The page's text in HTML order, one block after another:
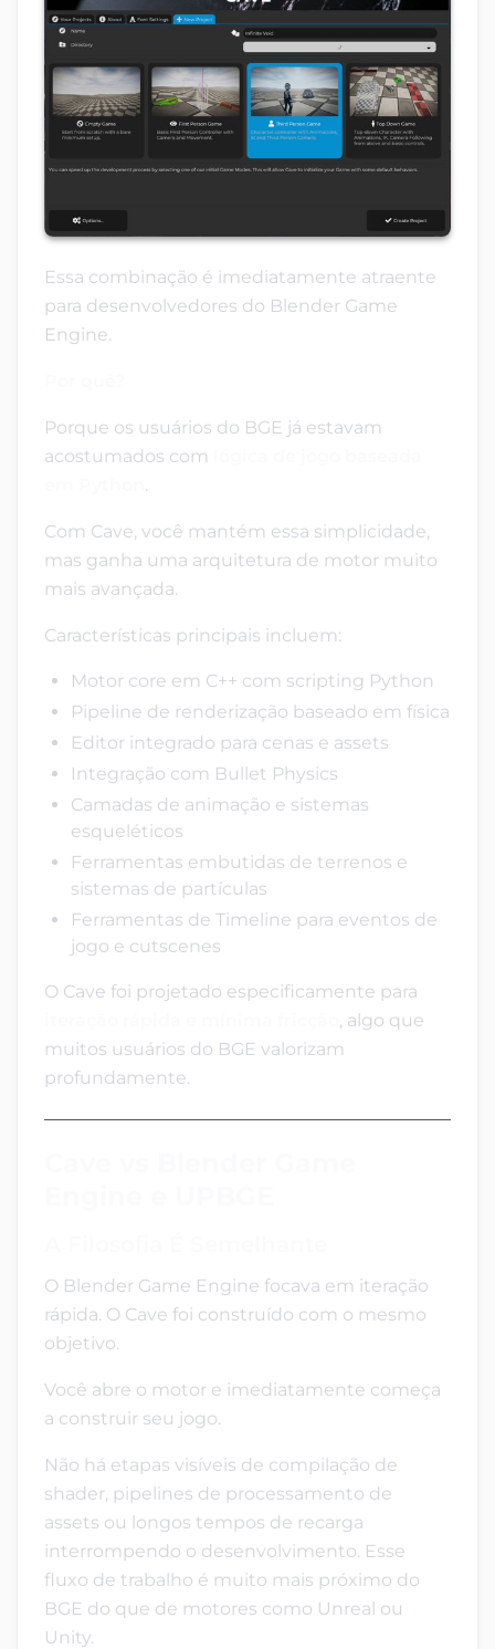
Essa combinação é imediatamente atraente
para desenvolvedores do Blender Game
Engine.
Porque os usuários do BGE já estavam
acostumados com
.
Com Cave, você mantém essa simplicidade,
mas ganha uma arquitetura de motor muito
mais avançada.
Características principais incluem:
Motor core em C++ com scripting Python
Pipeline de renderização baseado em física
Editor integrado para cenas e assets
Integração com Bullet Physics
Camadas de animação e sistemas
esqueléticos
Ferramentas embutidas de terrenos e
sistemas de partículas
Ferramentas de Timeline para eventos de
jogo e cutscenes
O Cave foi projetado especificamente para
, algo que
muitos usuários do BGE valorizam
profundamente.
O Blender Game Engine focava em iteração
rápida. O Cave foi construído com o mesmo
objetivo.
Você abre o motor e imediatamente começa
a construir seu jogo.
Não há etapas visíveis de compilação de
shader, pipelines de processamento de
assets ou longos tempos de recarga
interrompendo o desenvolvimento. Esse
fluxo de trabalho é muito mais próximo do
BGE do que de motores como Unreal ou
Unity.